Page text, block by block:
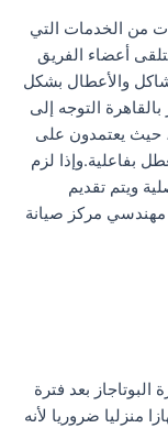
من الخدمات التي
أعضاء الفريق
والأعطال بشكل
التوجه إلى
حيث يعتمدون على
بفاعلية.وإذا لزم
ويتم تقديم
مهندسي مركز صيانة
بعد فترة
منزليا ضروريا لأنه